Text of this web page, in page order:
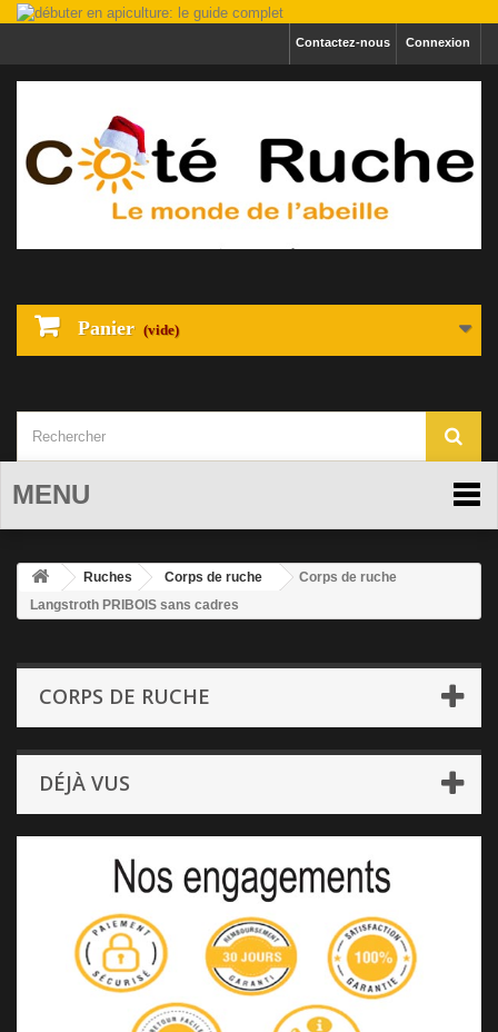
Connexion
Contactez-nous
Panier (vide)
MENU
Ruches Corps de ruche
Corps de ruche
Langstroth PRIBOIS sans cadres
CORPS DE RUCHE
DÉJÀ VUS